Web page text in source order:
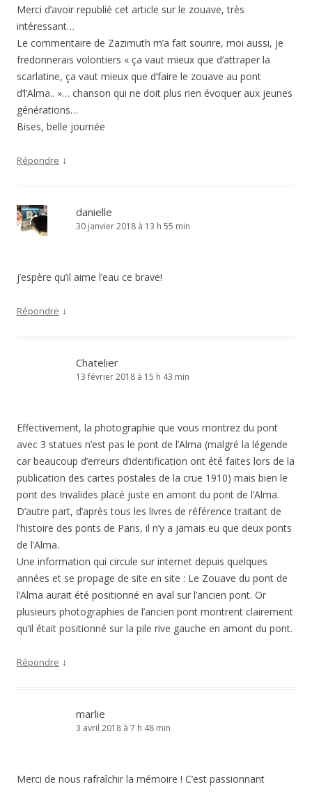
Merci d’avoir republié cet article sur le zouave, très
intéressant…
Le commentaire de Zazimuth m’a fait sourire, moi aussi, je
fredonnerais volontiers « ça vaut mieux que d’attraper la
scarlatine, ça vaut mieux que d’faire le zouave au pont
d’l’Alma.. »… chanson qui ne doit plus rien évoquer aux jeunes
générations…
Bises, belle journée
Répondre ↓
danielle
30 janvier 2018 à 13 h 55 min
j’espère qu’il aime l’eau ce brave!
Répondre ↓
Chatelier
13 février 2018 à 15 h 43 min
Effectivement, la photographie que vous montrez du pont
avec 3 statues n’est pas le pont de l’Alma (malgré la légende
car beaucoup d’erreurs d’identification ont été faites lors de la
publication des cartes postales de la crue 1910) mais bien le
pont des Invalides placé juste en amont du pont de l’Alma.
D’autre part, d’après tous les livres de référence traitant de
l’histoire des ponts de Paris, il n’y a jamais eu que deux ponts
de l’Alma.
Une information qui circule sur internet depuis quelques
années et se propage de site en site : Le Zouave du pont de
l’Alma aurait été positionné en aval sur l’ancien pont. Or
plusieurs photographies de l’ancien pont montrent clairement
qu’il était positionné sur la pile rive gauche en amont du pont.
Répondre ↓
marlie
3 avril 2018 à 7 h 48 min
Merci de nous rafraîchir la mémoire ! C’est passionnant